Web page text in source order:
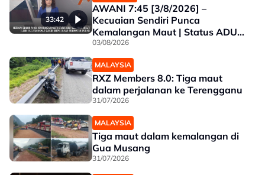
33:42
AWANI 7:45 [3/8/2026] –
Kecuaian Sendiri Punca
Kemalangan Maut | Status ADUN
Selangor Diteliti | Lebih 14.2 Juta
Nikmati Subsidi BUDI95 | Salur
Penjimatan Operasi
03/08/2026
MALAYSIA
RXZ Members 8.0: Tiga maut
dalam perjalanan ke Terengganu
31/07/2026
MALAYSIA
Tiga maut dalam kemalangan di
Gua Musang
31/07/2026